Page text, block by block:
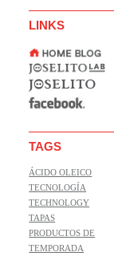
LINKS
TAGS
ÁCIDO OLEICO
TECNOLOGÍA
TECHNOLOGY
TAPAS
PRODUCTOS DE
TEMPORADA